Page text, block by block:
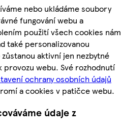
nebo ukládáme soubory
fungování webu a
použití všech cookies nám
také personalizovanou
aktivní jen nezbytné
webu. Své rozhodnutí
ochrany osobních údajů
a cookies v patičce webu.
údaje z